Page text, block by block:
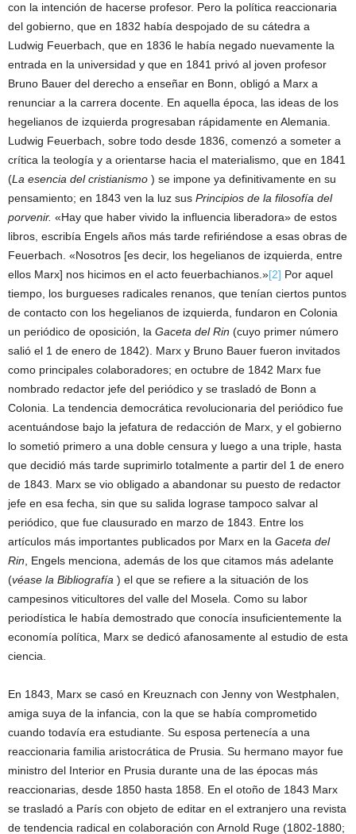
con la intención de hacerse profesor. Pero la política reaccionaria
del gobierno, que en 1832 había despojado de su cátedra a
Ludwig Feuerbach, que en 1836 le había negado nuevamente la
entrada en la universidad y que en 1841 privó al joven profesor
Bruno Bauer del derecho a enseñar en Bonn, obligó a Marx a
renunciar a la carrera docente. En aquella época, las ideas de los
hegelianos de izquierda progresaban rápidamente en Alemania.
Ludwig Feuerbach, sobre todo desde 1836, comenzó a someter a
crítica la teología y a orientarse hacia el materialismo, que en 1841
(La esencia del cristianismo ) se impone ya definitivamente en su
pensamiento; en 1843 ven la luz sus Principios de la filosofía del
porvenir. «Hay que haber vivido la influencia liberadora» de estos
libros, escribía Engels años más tarde refiriéndose a esas obras de
Feuerbach. «Nosotros [es decir, los hegelianos de izquierda, entre
ellos Marx] nos hicimos en el acto feuerbachianos.»[2] Por aquel
tiempo, los burgueses radicales renanos, que tenían ciertos puntos
de contacto con los hegelianos de izquierda, fundaron en Colonia
un periódico de oposición, la Gaceta del Rin (cuyo primer número
salió el 1 de enero de 1842). Marx y Bruno Bauer fueron invitados
como principales colaboradores; en octubre de 1842 Marx fue
nombrado redactor jefe del periódico y se trasladó de Bonn a
Colonia. La tendencia democrática revolucionaria del periódico fue
acentuándose bajo la jefatura de redacción de Marx, y el gobierno
lo sometió primero a una doble censura y luego a una triple, hasta
que decidió más tarde suprimirlo totalmente a partir del 1 de enero
de 1843. Marx se vio obligado a abandonar su puesto de redactor
jefe en esa fecha, sin que su salida lograse tampoco salvar al
periódico, que fue clausurado en marzo de 1843. Entre los
artículos más importantes publicados por Marx en la Gaceta del
Rin, Engels menciona, además de los que citamos más adelante
(véase la Bibliografía ) el que se refiere a la situación de los
campesinos viticultores del valle del Mosela. Como su labor
periodística le había demostrado que conocía insuficientemente la
economía política, Marx se dedicó afanosamente al estudio de esta
ciencia.
En 1843, Marx se casó en Kreuznach con Jenny von Westphalen,
amiga suya de la infancia, con la que se había comprometido
cuando todavía era estudiante. Su esposa pertenecía a una
reaccionaria familia aristocrática de Prusia. Su hermano mayor fue
ministro del Interior en Prusia durante una de las épocas más
reaccionarias, desde 1850 hasta 1858. En el otoño de 1843 Marx
se trasladó a París con objeto de editar en el extranjero una revista
de tendencia radical en colaboración con Arnold Ruge (1802-1880;